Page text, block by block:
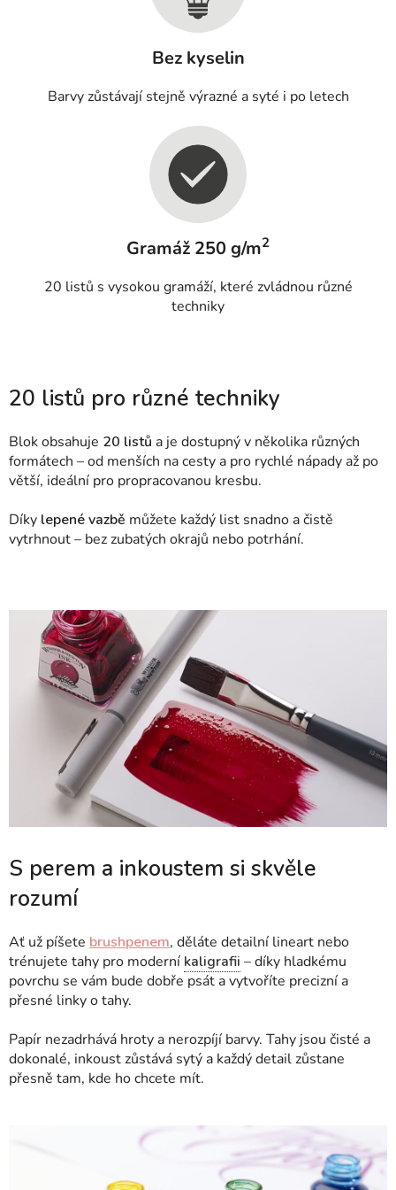
Bez kyselin
Barvy zůstávají stejně výrazné a syté i po letech
Gramáž 250 g/m2
20 listů s vysokou gramáží, které zvládnou různé
techniky
20 listů pro různé techniky
Blok obsahuje 20 listů a je dostupný v několika různých
formátech – od menších na cesty a pro rychlé nápady až po
větší, ideální pro propracovanou kresbu.
Díky lepené vazbě můžete každý list snadno a čistě
vytrhnout – bez zubatých okrajů nebo potrhání.
S perem a inkoustem si skvěle
rozumí
Ať už píšete brushpenem, děláte detailní lineart nebo
trénujete tahy pro moderní kaligrafii – díky hladkému
povrchu se vám bude dobře psát a vytvoříte precizní a
přesné linky o tahy.
Papír nezadrhává hroty a nerozpíjí barvy. Tahy jsou čisté a
dokonalé, inkoust zůstává sytý a každý detail zůstane
přesně tam, kde ho chcete mít.